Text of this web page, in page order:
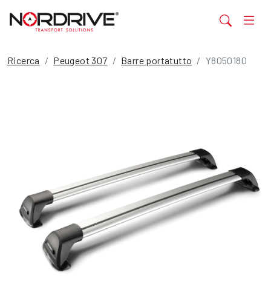
Ricerca Peugeot 307 Barre portatutto Y8050180